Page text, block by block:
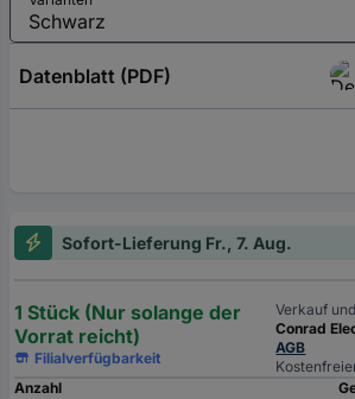
Datenblatt (PDF)
Sofort-Lieferung Fr., 7. Aug.
1 Stück (Nur solange der
Vorrat reicht)
Filialverfügbarkeit
Verkauf
Conrad
AGB
Anzahl